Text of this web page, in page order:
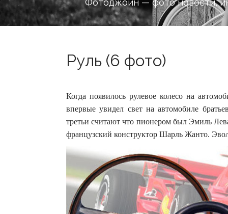
Фотоджоин — фото новости,
Руль (6 фото)
Когда появилось рулевое колесо на
впервые увидел свет на автомобиле
третьи считают что пионером был Эмиль
французский конструктор Шарль Жанто.